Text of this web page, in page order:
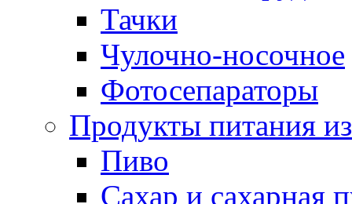
Тачки
Чулочно-носочное
Фотосепараторы
Продукты питания
Пиво
Сахар и сахарная